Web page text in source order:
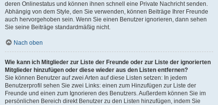
deren Onlinestatus und können ihnen schnell eine Private Nachricht senden.
Abhängig von dem Style, den Sie verwenden, können Beiträge Ihrer Freunde
auch hervorgehoben sein. Wenn Sie einen Benutzer ignorieren, dann sehen
Sie seine Beiträge standardmäßig nicht.
Nach oben
Wie kann ich Mitglieder zur Liste der Freunde oder zur Liste der ignorierten
Mitglieder hinzufügen oder diese wieder aus den Listen entfernen?
Sie können Benutzer auf zwei Arten auf diese Listen setzen: In jedem
Benutzerprofil sehen Sie zwei Links: einen zum Hinzufügen zur Liste der
Freunde und einen zum Ignorieren des Benutzers. Außerdem können Sie im
persönlichen Bereich direkt Benutzer zu den Listen hinzufügen, indem Sie